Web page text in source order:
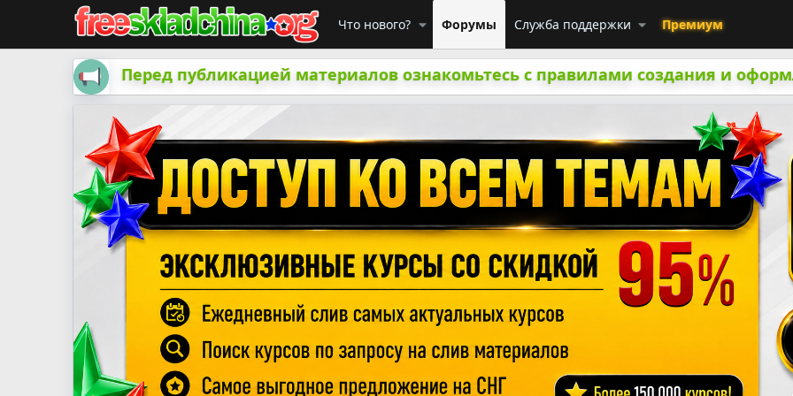
Что нового? Форумы Служба поддержки Премиум
Перед публикацией материалов ознакомьтесь с правилами создания и